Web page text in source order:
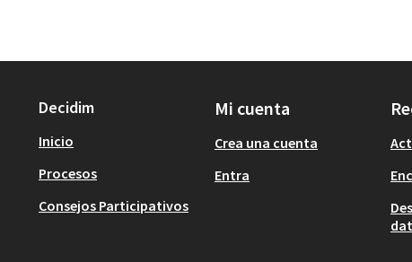
Decidim
Inicio
Procesos
Consejos Participativos
Mi cuenta
Crea una cuenta
Entra